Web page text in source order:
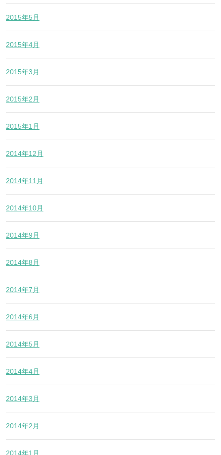
2015年5月
2015年4月
2015年3月
2015年2月
2015年1月
2014年12月
2014年11月
2014年10月
2014年9月
2014年8月
2014年7月
2014年6月
2014年5月
2014年4月
2014年3月
2014年2月
2014年1月